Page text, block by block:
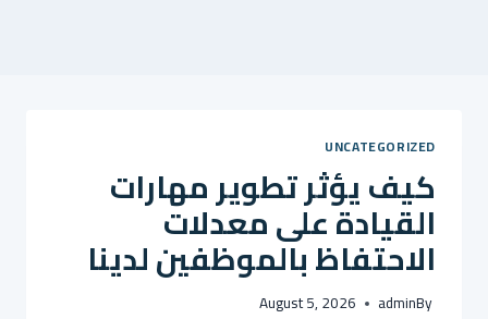
UNCATEGORIZED
كيف يؤثر تطوير مهارات
القيادة على معدلات
الاحتفاظ بالموظفين لدينا
By
admin
August 5, 2026